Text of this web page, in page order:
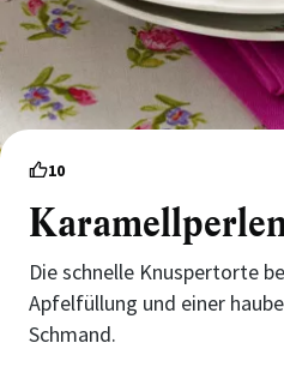
10
Die schnelle Knuspertorte
Apfelfüllung und einer
Schmand.